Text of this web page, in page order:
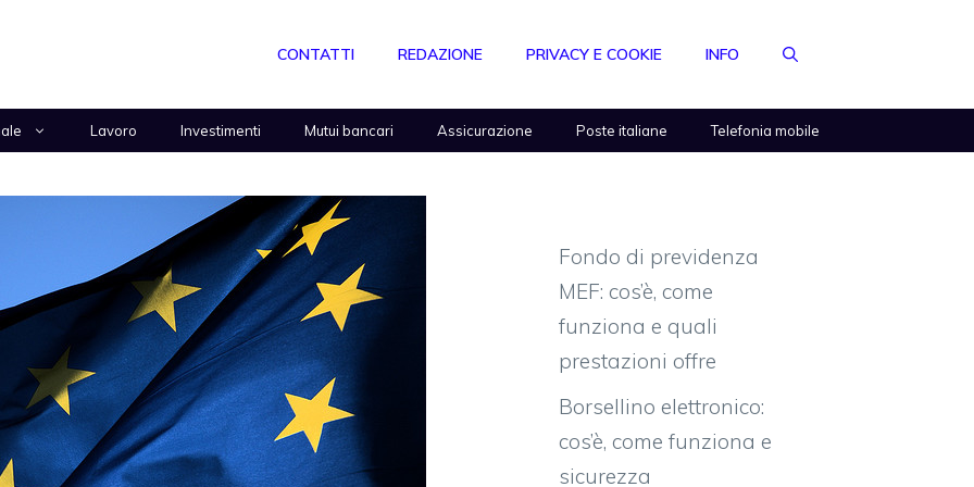
CONTATTI REDAZIONE PRIVACY E COOKIE INFO
Lavoro Investimenti Mutui bancari Assicurazione Poste italiane Telefonia mobile
Fondo di previdenza
MEF: cos’è, come
funziona e quali
prestazioni offre
Borsellino elettronico:
cos’è, come funziona e
sicurezza